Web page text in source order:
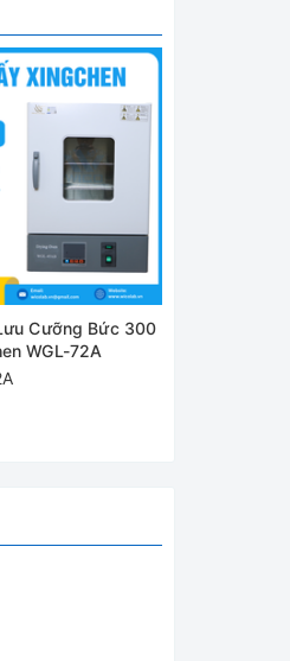
Cưỡng Bức 300
WGL-72A